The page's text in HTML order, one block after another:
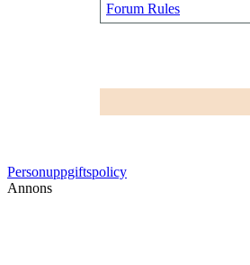
Forum Rules
Personuppgiftspolicy
Annons